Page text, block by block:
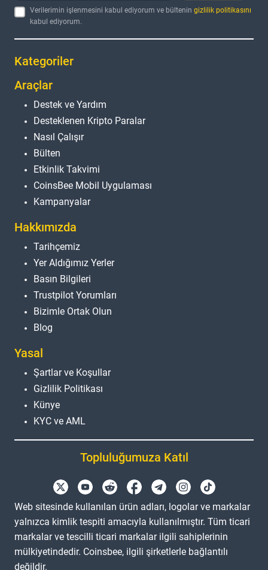
Verilerimin işlenmesini kabul ediyorum ve bülteningizlilik politikasını
kabul ediyorum.
Kategoriler
Araçlar
Destek ve Yardım
Desteklenen Kripto Paralar
Nasıl Çalışır
Bülten
Etkinlik Takvimi
CoinsBee Mobil Uygulaması
Kampanyalar
Hakkımızda
Tarihçemiz
Yer Aldığımız Yerler
Basın Bilgileri
Trustpilot Yorumları
Bizimle Ortak Olun
Blog
Yasal
Şartlar ve Koşullar
Gizlilik Politikası
Künye
KYC ve AML
Topluluğumuza Katıl
Web sitesinde kullanılan ürün adları, logolar ve markalar
yalnızca kimlik tespiti amacıyla kullanılmıştır. Tüm ticari
markalar ve tescilli ticari markalar ilgili sahiplerinin
mülkiyetindedir. Coinsbee, ilgili şirketlerle bağlantılı
değildir.